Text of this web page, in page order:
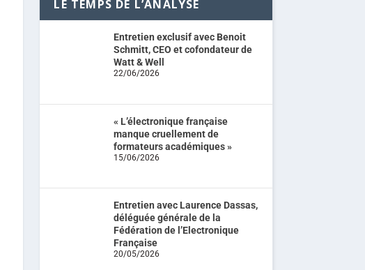
LE TEMPS DE L’ANALYSE
Entretien exclusif avec Benoit
Schmitt, CEO et cofondateur de
Watt & Well
22/06/2026
« L’électronique française
manque cruellement de
formateurs académiques »
15/06/2026
Entretien avec Laurence Dassas,
déléguée générale de la
Fédération de l’Electronique
Française
20/05/2026